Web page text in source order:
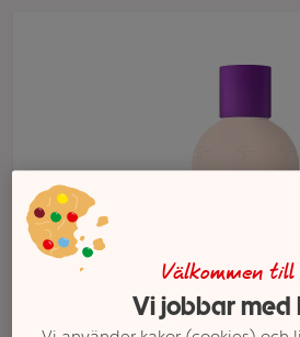
Välkommen till
Vi jobbar med